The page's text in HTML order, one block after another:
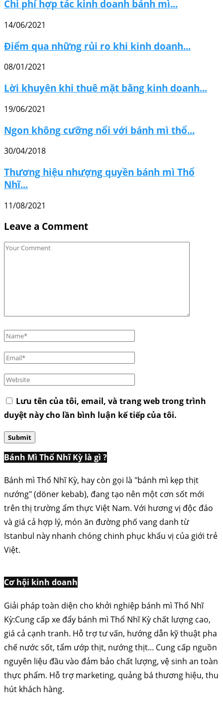
Chi phí hợp tác kinh doanh bánh mì...
14/06/2021
Điểm qua những rủi ro khi kinh doanh...
08/01/2021
Lời khuyên khi thuê mặt bằng kinh doanh...
19/06/2021
Ngon không cưỡng nổi với bánh mì thổ...
30/04/2018
Thương hiệu nhượng quyền bánh mì Thổ
Nhĩ...
11/08/2021
Leave a Comment
Lưu tên của tôi, email, và trang web trong trình
duyệt này cho lần bình luận kế tiếp của tôi.
Bánh Mì Thổ Nhĩ Kỳ là gì ?
Bánh mì Thổ Nhĩ Kỳ, hay còn gọi là "bánh mì kẹp thịt
nướng" (döner kebab), đang tạo nên một cơn sốt mới
trên thị trường ẩm thực Việt Nam. Với hương vị độc đáo
và giá cả hợp lý, món ăn đường phố vang danh từ
Istanbul này nhanh chóng chinh phục khẩu vị của giới trẻ
Việt.
Cơ hội kinh doanh
Giải pháp toàn diện cho khởi nghiệp bánh mì Thổ Nhĩ
Kỳ:Cung cấp xe đẩy bánh mì Thổ Nhĩ Kỳ chất lượng cao,
giá cả cạnh tranh. Hỗ trợ tư vấn, hướng dẫn kỹ thuật pha
chế nước sốt, tẩm ướp thịt, nướng thịt... Cung cấp nguồn
nguyên liệu đầu vào đảm bảo chất lượng, vệ sinh an toàn
thực phẩm. Hỗ trợ marketing, quảng bá thương hiệu, thu
hút khách hàng.